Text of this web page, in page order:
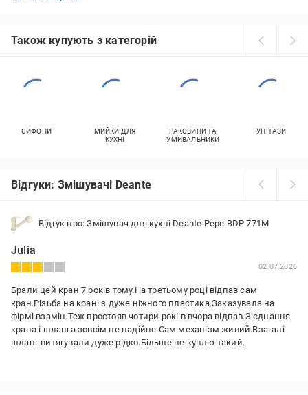
Також купують з категорій
СИФОНИ
МИЙКИ ДЛЯ
КУХНІ
РАКОВИНИ ТА
УМИВАЛЬНИКИ
УНІТАЗИ
Відгуки: Змішувачі Deante
Відгук про: Змішувач для кухні Deante Pepe BDP 771M
Julia
02.07.2026
Брали цей кран 7 років тому.На третьому році відпав сам
кран.Різьба на крані з дуже ніжного пластика.Заказувала на
фірмі взамін.Теж простояв чотири рокі в вчора відпав.Зʼєднання
крана і шланга зовсім не надійне.Сам механізм живий.Взагалі
шланг витягували дуже рідко.Більше не куплю такий.